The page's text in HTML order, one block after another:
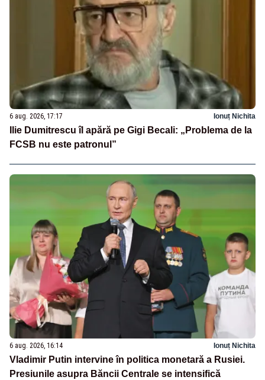
6 aug. 2026, 17:17 Ionuț Nichita
Ilie Dumitrescu îl apără pe Gigi Becali: „Problema de la
FCSB nu este patronul”
6 aug. 2026, 16:14 Ionuț Nichita
Vladimir Putin intervine în politica monetară a Rusiei.
Presiunile asupra Băncii Centrale se intensifică